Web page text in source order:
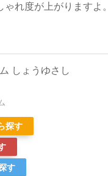
れ度が上がりますよ。
しょうゆさし
探す
す